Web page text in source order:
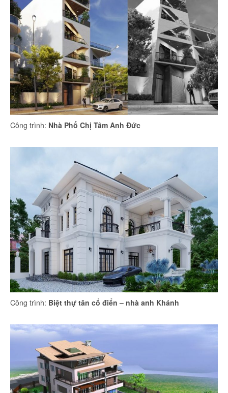
Công trình: Nhà Phố Chị Tâm Anh Đức
Công trình: Biệt thự tân cổ điển – nhà anh Khánh